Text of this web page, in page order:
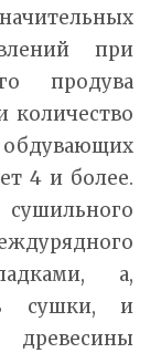
при
продува
количество
4 и более.
а,
сушки, и